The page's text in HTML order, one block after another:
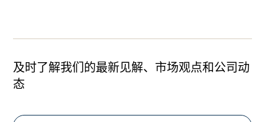
及时了解我们的最新见解、市场观点和公司动
态